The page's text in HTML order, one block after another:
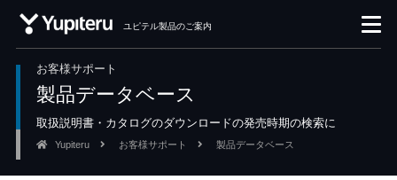
ユピテル製品のご案内
お客様サポート
製品データベース
取扱説明書・カタログのダウンロードの発売時期の検索に
Yupiteru お客様サポート 製品データベース